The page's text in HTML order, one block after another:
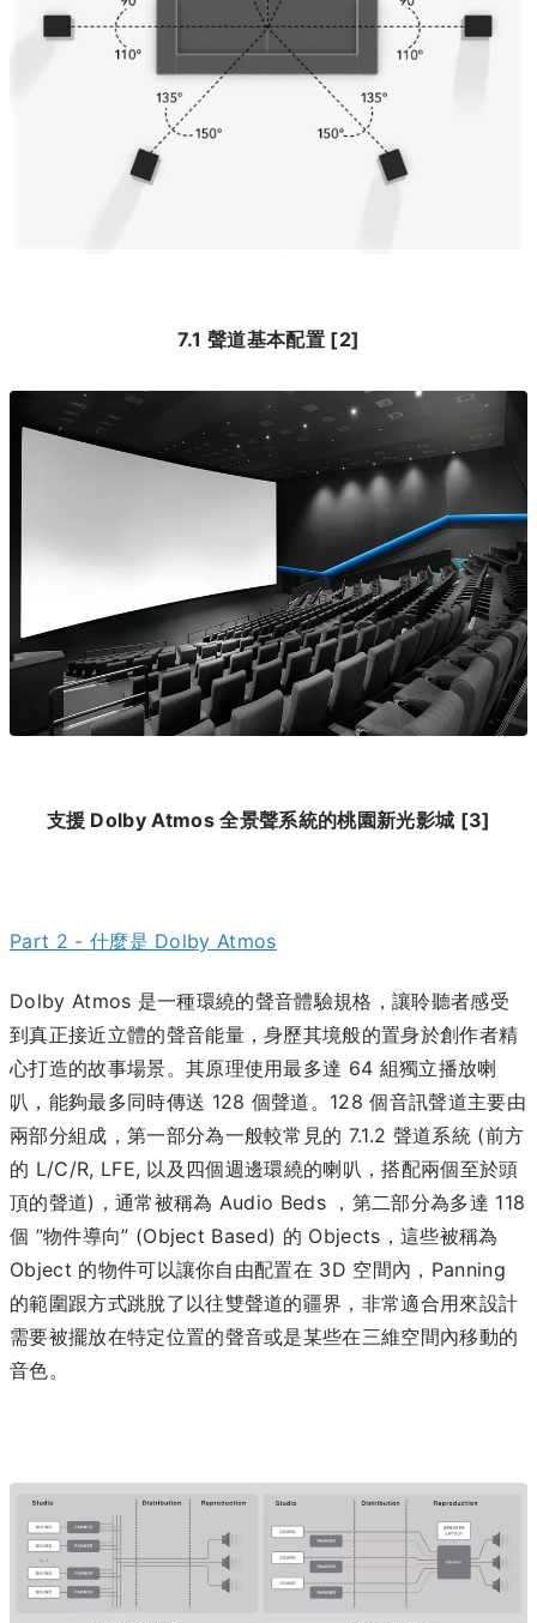
7.1 聲道基本配置 [2]
支援 Dolby Atmos 全景聲系統的桃園新光影城 [3]
Part 2 - 什麼是 Dolby Atmos
Dolby Atmos 是一種環繞的聲音體驗規格，讓聆聽者感受
到真正接近立體的聲音能量，身歷其境般的置身於創作者精
心打造的故事場景。其原理使用最多達 64 組獨立播放喇
叭，能夠最多同時傳送 128 個聲道。128 個音訊聲道主要由
兩部分組成，第一部分為一般較常見的 7.1.2 聲道系統 (前方
的 L/C/R, LFE, 以及四個週邊環繞的喇叭，搭配兩個至於頭
頂的聲道)，通常被稱為 Audio Beds ，第二部分為多達 118
個 ”物件導向” (Object Based) 的 Objects，這些被稱為
Object 的物件可以讓你自由配置在 3D 空間內，Panning
的範圍跟方式跳脫了以往雙聲道的疆界，非常適合用來設計
需要被擺放在特定位置的聲音或是某些在三維空間內移動的
音色。